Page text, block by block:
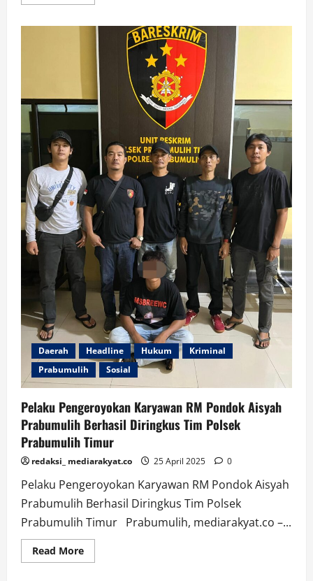
Kasus
Jalan
Ditempat,
Owner
Batam
Kepri
Security
Kecewa
Kinerja
Polresta
Barelang
Batam
Daerah Headline Hukum
Kriminal
Prabumulih
Sosial
Pelaku Pengeroyokan Karyawan RM Pondok Aisyah
Prabumulih Berhasil Diringkus Tim Polsek
Prabumulih Timur
redaksi_ mediarakyat.co 25 April 2025 0
Pelaku Pengeroyokan Karyawan RM Pondok Aisyah
Prabumulih Berhasil Diringkus Tim Polsek
Prabumulih Timur Prabumulih, mediarakyat.co –...
Read MoreRead
more